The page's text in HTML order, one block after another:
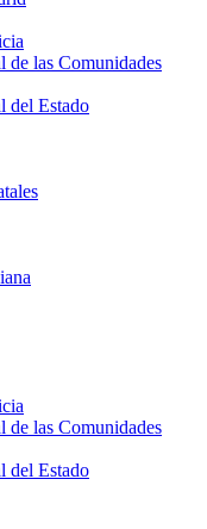
de las Comunidades
del Estado
de las Comunidades
del Estado